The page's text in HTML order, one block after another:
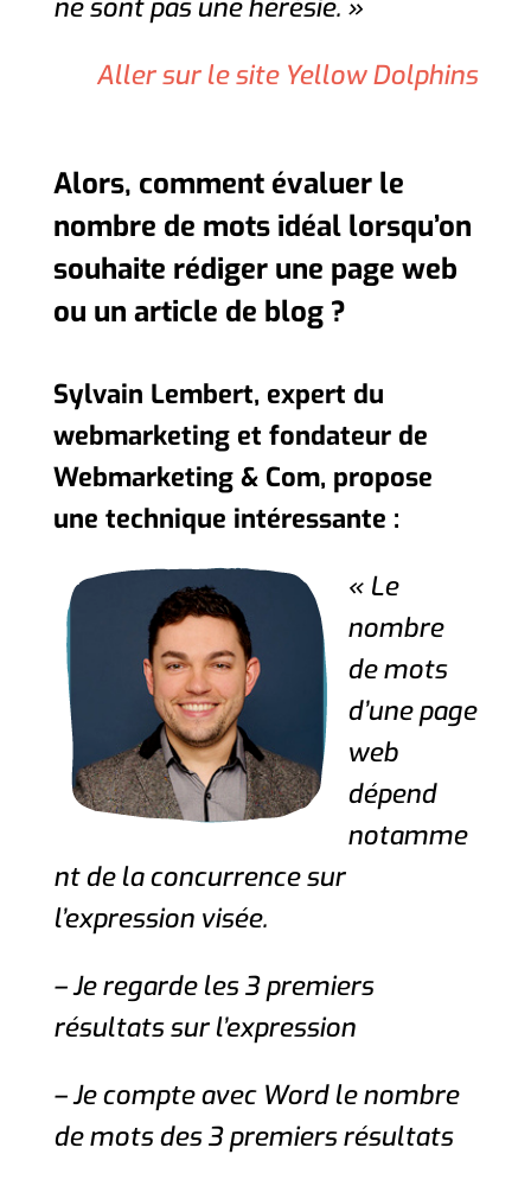
ne sont pas une hérésie. »
Aller sur le site Yellow Dolphins
Alors, comment évaluer le
nombre de mots idéal lorsqu’on
souhaite rédiger une page web
ou un article de blog ?
Sylvain Lembert, expert du
webmarketing et fondateur de
Webmarketing & Com, propose
une technique intéressante :
« Le
nombre
de mots
d’une page
web
dépend
notamme
nt de la concurrence sur
l’expression visée.
– Je regarde les 3 premiers
résultats sur l’expression
– Je compte avec Word le nombre
de mots des 3 premiers résultats